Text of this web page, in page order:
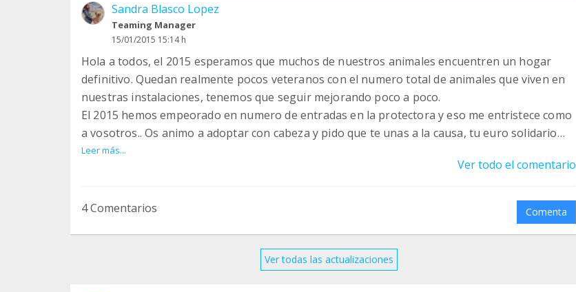
Sandra Blasco Lopez
Teaming Manager
15/01/2015 15:14 h
Hola a todos, el 2015 esperamos que muchos de nuestros animales encuentren un hogar
definitivo. Quedan realmente pocos veteranos con el numero total de animales que viven en
nuestras instalaciones, tenemos que seguir mejorando poco a poco.
El 2015 hemos empeorado en numero de entradas en la protectora y eso me entristece como
a vosotros.. Os animo a adoptar con cabeza y pido que te unas a la causa, tu euro solidario
puede ayudar mucho... gracias !!
Leer más...
Ver todo el comentario
4 Comentarios Comenta
Ver todas las actualizaciones